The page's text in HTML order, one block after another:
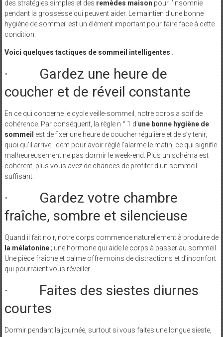
des stratégies simples et des remèdes maison pour l’insomnie
pendant la grossesse qui peuvent aider. Le maintien d’une bonne
hygiène de sommeil est un élément important pour faire face à cette
condition.
Voici quelques tactiques de sommeil intelligentes :
· Gardez une heure de
coucher et de réveil constante
En ce qui concerne le cycle veille-sommeil, notre corps a soif de
cohérence. Par conséquent, la règle n ° 1 d’une bonne hygiène de
sommeil est de fixer une heure de coucher régulière et de s’y tenir,
quoi qu’il arrive. Idem pour avoir réglé l’alarme le matin, ce qui signifie
malheureusement ne pas dormir le week-end. Plus un schéma est
cohérent, plus vous avez de chances de profiter d’un sommeil
suffisant.
· Gardez votre chambre
fraîche, sombre et silencieuse
Quand il fait noir, notre corps commence naturellement à produire de
la mélatonine; une hormone qui aide le corps à passer au sommeil.
Une pièce fraîche et calme offre moins de distractions et d’inconfort
qui pourraient vous réveiller.
· Faites des siestes diurnes
courtes
Dormir pendant la journée, surtout si vous faites une longue sieste,